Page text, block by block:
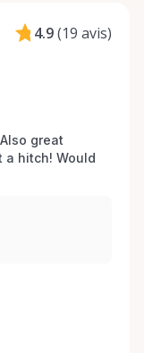
4.9(19 avis)
great
hitch! Would